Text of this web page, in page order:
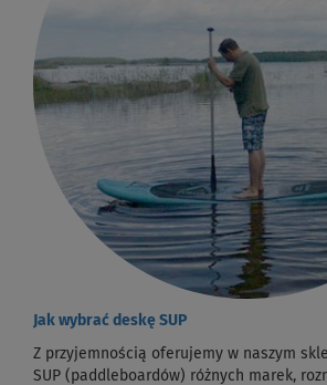
Jak wybrać deskę SUP
Z przyjemnością oferujemy w naszym
SUP (paddleboardów) różnych marek,